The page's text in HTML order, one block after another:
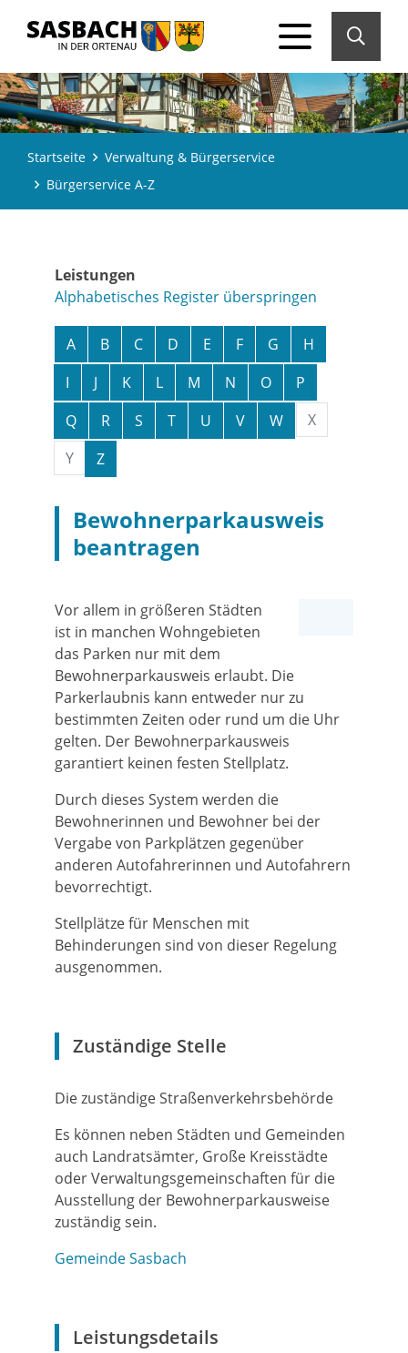
Startseite
Verwaltung & Bürgerservice
Bürgerservice A-Z
Leistungen
Alphabetisches Register überspringen
A B C D E F G
H
I
J K L M N O
P
Q
R S T U V W
X
Y
Z
Bewohnerparkausweis
beantragen
Vor allem in größeren Städten
ist in manchen Wohngebieten
das Parken nur mit dem
Bewohnerparkausweis erlaubt. Die
Parkerlaubnis kann entweder nur zu
bestimmten Zeiten oder rund um die Uhr
gelten. Der Bewohnerparkausweis
garantiert keinen festen Stellplatz.
Durch dieses System werden die
Bewohnerinnen und Bewohner bei der
Vergabe von Parkplätzen gegenüber
anderen Autofahrerinnen und Autofahrern
bevorrechtigt.
Stellplätze für Menschen mit
Behinderungen sind von dieser Regelung
ausgenommen.
Zuständige Stelle
Die zuständige Straßenverkehrsbehörde
Es können neben Städten und Gemeinden
auch Landratsämter, Große Kreisstädte
oder Verwaltungsgemeinschaften für die
Ausstellung der Bewohnerparkausweise
zuständig sein.
Gemeinde Sasbach
Leistungsdetails